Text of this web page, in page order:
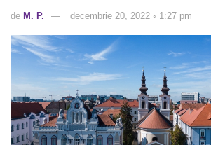
de M. P. decembrie 20, 2022 ◦ 1:27 pm